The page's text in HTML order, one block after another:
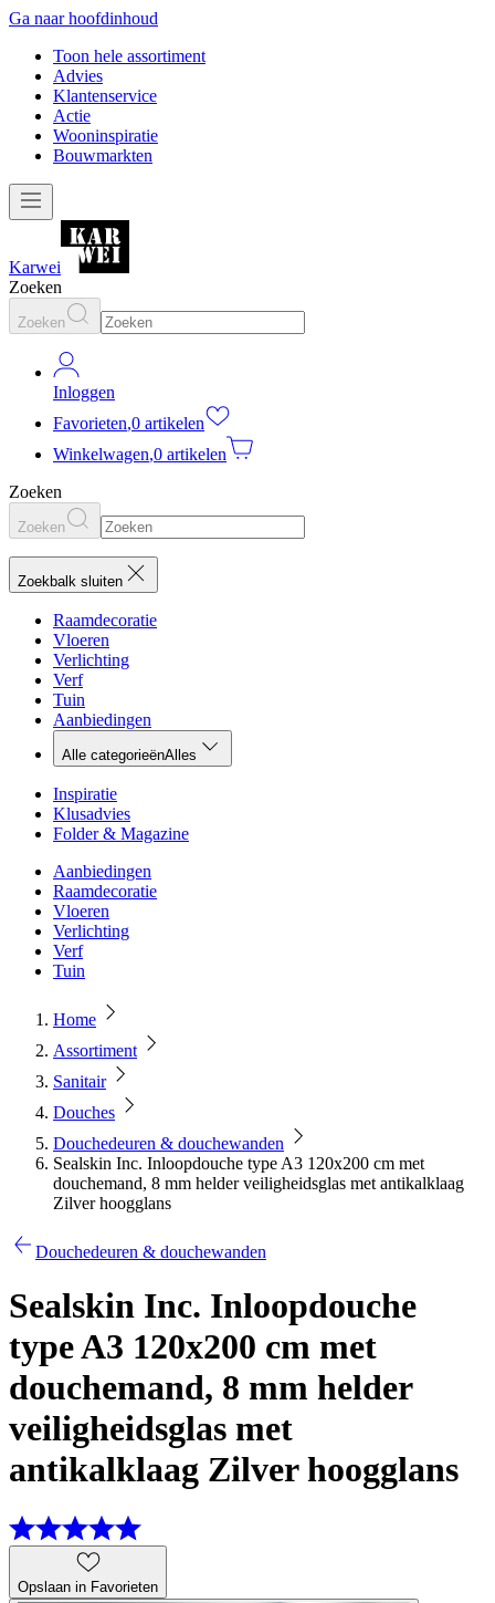
Ga naar hoofdinhoud
Toon hele assortiment
Advies
Klantenservice
Actie
Wooninspiratie
Bouwmarkten
Karwei
Zoeken
Zoeken
Inloggen
Favorieten,0 artikelen
Winkelwagen,0 artikelen
Zoeken
Zoeken
Zoekbalk sluiten
Raamdecoratie
Vloeren
Verlichting
Verf
Tuin
Aanbiedingen
Alle categorieënAlles
Inspiratie
Klusadvies
Folder & Magazine
Aanbiedingen
Raamdecoratie
Vloeren
Verlichting
Verf
Tuin
Home
Assortiment
Sanitair
Douches
Douchedeuren & douchewanden
Sealskin Inc. Inloopdouche type A3 120x200 cm met
douchemand, 8 mm helder veiligheidsglas met antikalklaag
Zilver hoogglans
Douchedeuren & douchewanden
Sealskin Inc. Inloopdouche
type A3 120x200 cm met
douchemand, 8 mm helder
veiligheidsglas met
antikalklaag Zilver hoogglans
Opslaan in Favorieten